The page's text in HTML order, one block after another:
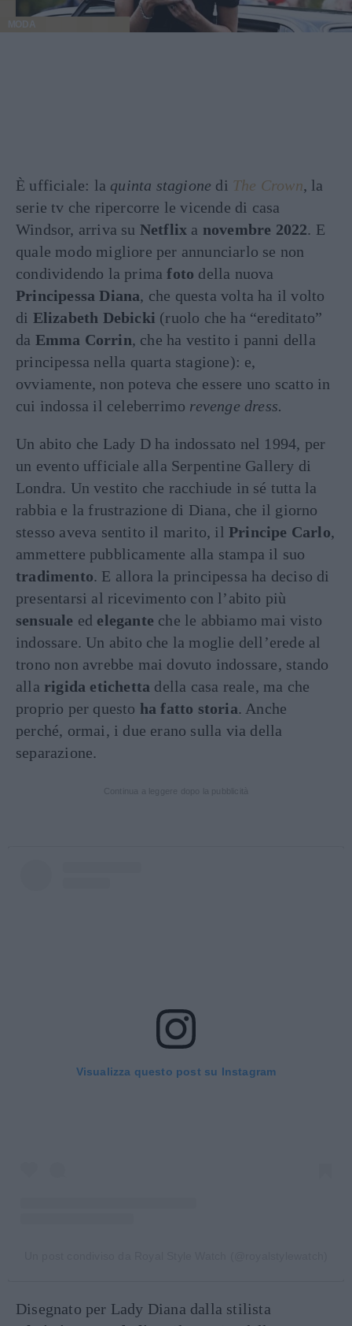
MODA
È ufficiale: la quinta stagione di The Crown, la
serie tv che ripercorre le vicende di casa
Windsor, arriva su Netflix a novembre 2022. E
quale modo migliore per annunciarlo se non
condividendo la primafoto della nuova
Principessa Diana, che questa volta ha il volto
di Elizabeth Debicki (ruolo che ha “ereditato”
da Emma Corrin, che ha vestito i panni della
principessa nella quarta stagione): e,
ovviamente, non poteva che essere uno scatto in
cui indossa il celeberrimo revenge dress.
Un abito che Lady D ha indossato nel 1994, per
un evento ufficiale alla Serpentine Gallery di
Londra. Un vestito che racchiude in sé tutta la
rabbia e la frustrazione di Diana, che il giorno
stesso aveva sentito il marito, il Principe Carlo,
ammettere pubblicamente alla stampa il suo
tradimento. E allora la principessa ha deciso di
presentarsi al ricevimento con l’abito più
sensuale ed elegante che le abbiamo mai visto
indossare. Un abito che la moglie dell’erede al
trono non avrebbe mai dovuto indossare, stando
alla rigida etichetta della casa reale, ma che
proprio per questo ha fatto storia. Anche
perché, ormai, i due erano sulla via della
separazione.
Visualizza questo post su Instagram
Disegnato per Lady Diana dalla stilista